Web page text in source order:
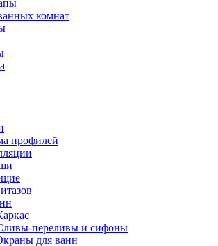
комнат
профилей
переливы и сифоны
для ванн